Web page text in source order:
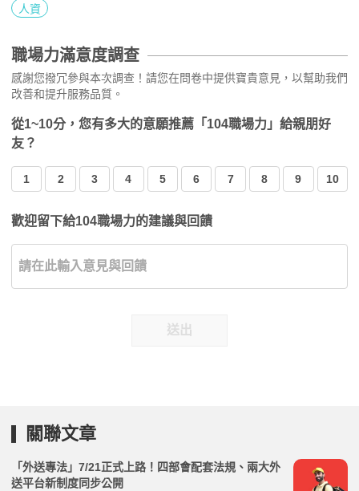
人資
職場力滿意度調查
感謝您撥冗參與本次調查！請您在問卷中提供寶貴意見，以幫助我們
改善和提升服務品質。
從1~10分，您有多大的意願推薦「104職場力」給親朋好
友？
1 2 3 4 5 6 7 8 9 10
歡迎留下給104職場力的建議與回饋
送出
關聯文章
「外送專法」7/21正式上路！四部會配套法規、兩大外
送平台新制度同步公開